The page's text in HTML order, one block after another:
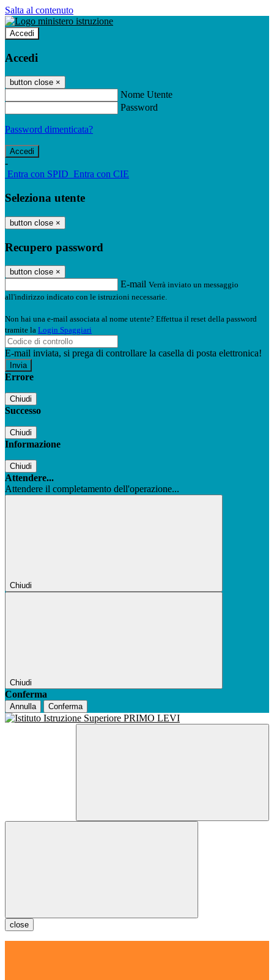
Salta al contenuto
Accedi
Accedi
button close ×
Nome Utente
Password
Password dimenticata?
-
Entra con SPID Entra con CIE
Seleziona utente
button close ×
Recupero password
button close ×
E-mail Verrà inviato un messaggio
all'indirizzo indicato con le istruzioni necessarie.
Non hai una e-mail associata al nome utente? Effettua il reset della password
tramite la Login Spaggiari
E-mail inviata, si prega di controllare la casella di posta elettronica!
Errore
Chiudi
Successo
Chiudi
Informazione
Chiudi
Attendere...
Attendere il completamento dell'operazione...
Chiudi
Chiudi
Conferma
Annulla Conferma
close